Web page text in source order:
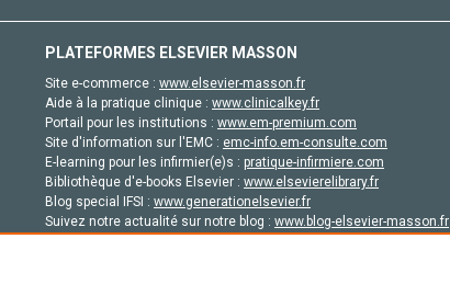
PLATEFORMES ELSEVIER MASSON
Site e-commerce : www.elsevier-masson.fr
Aide à la pratique clinique : www.clinicalkey.fr
Portail pour les institutions : www.em-premium.com
Site d'information sur l'EMC : emc-info.em-consulte.com
E-learning pour les infirmier(e)s : pratique-infirmiere.com
Bibliothèque d'e-books Elsevier : www.elsevierelibrary.fr
Blog special IFSI : www.generationelsevier.fr
Suivez notre actualité sur notre blog : www.blog-elsevier-masson.fr